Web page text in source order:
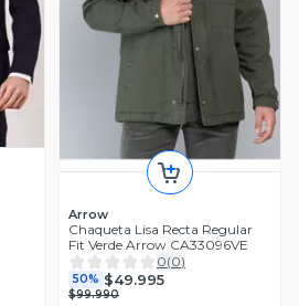
Arrow
Chaqueta Lisa Recta Regular
Fit Verde Arrow CA33096VE
0(0)
50% $49.995
$99.990